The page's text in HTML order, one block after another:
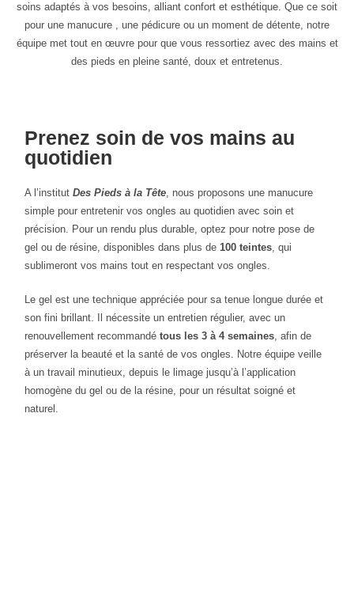
soins adaptés à vos besoins, alliant confort et esthétique. Que ce soit
pour une manucure , une pédicure ou un moment de détente, notre
équipe met tout en œuvre pour que vous ressortiez avec des mains et
des pieds en pleine santé, doux et entretenus.
Prenez soin de vos mains au
quotidien
A l’institutDes Pieds à la Tête , nous proposons une manucure
simple pour entretenir vos ongles au quotidien avec soin et
précision. Pour un rendu plus durable, optez pour notre pose de
gel ou de résine, disponibles dans plus de 100 teintes , qui
sublimeront vos mains tout en respectant vos ongles.
Le gel est une technique appréciée pour sa tenue longue durée et
son fini brillant. Il nécessite un entretien régulier, avec un
renouvellement recommandétous les 3 à 4 semaines , afin de
préserver la beauté et la santé de vos ongles. Notre équipe veille
à un travail minutieux, depuis le limage jusqu’à l’application
homogène du gel ou de la résine, pour un résultat soigné et
naturel.